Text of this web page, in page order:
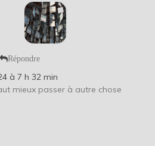
Répondre
à 7 h 32 min
mieux passer à autre chose